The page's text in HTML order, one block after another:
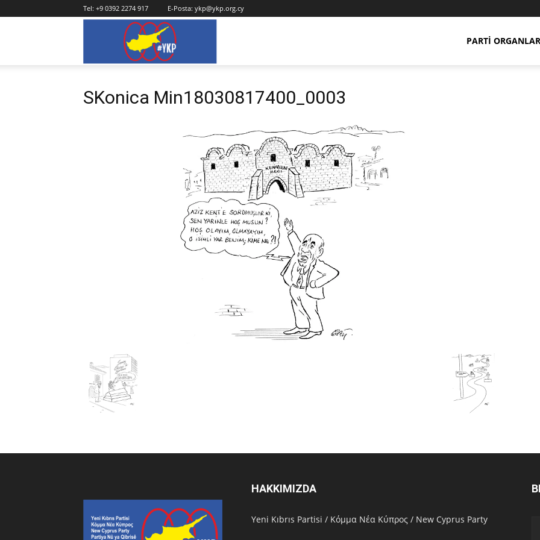
Tel: +9 0392 2274 917 E-Posta: ykp@ykp.org.cy
PARTI
SKonica Min18030817400_0003
HAKKIMIZDA
Υeni Kıbrıs Partisi / Κόμμα Νέα Κύπρος / New Cyprus Party